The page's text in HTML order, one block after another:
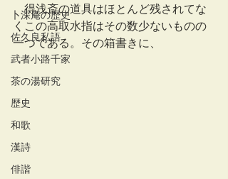
卜深庵の歴史
佐久良私語
武者小路千家
茶の湯研究
歴史
和歌
漢詩
俳諧
得浅斎の道具はほとんど残されてな
くこの高取水指はその数少ないものの
一つである。その箱書きに、